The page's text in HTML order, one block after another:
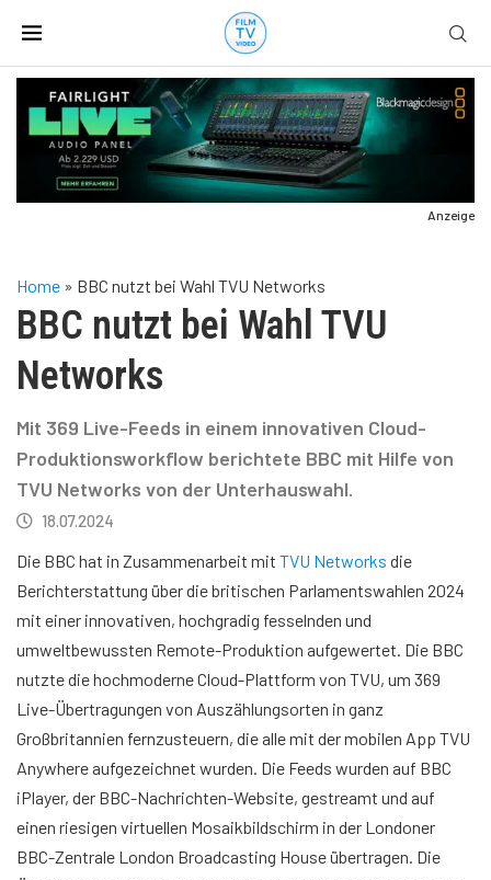
Anzeige
Home » BBC nutzt bei Wahl TVU Networks
BBC nutzt bei Wahl TVU
Networks
Mit 369 Live-Feeds in einem innovativen Cloud-
Produktionsworkflow berichtete BBC mit Hilfe von
TVU Networks von der Unterhauswahl.
18.07.2024
Die BBC hat in Zusammenarbeit mit TVU Networks die
Berichterstattung über die britischen Parlamentswahlen 2024
mit einer innovativen, hochgradig fesselnden und
umweltbewussten Remote-Produktion aufgewertet. Die BBC
nutzte die hochmoderne Cloud-Plattform von TVU, um 369
Live-Übertragungen von Auszählungsorten in ganz
Großbritannien fernzusteuern, die alle mit der mobilen App TVU
Anywhere aufgezeichnet wurden. Die Feeds wurden auf BBC
iPlayer, der BBC-Nachrichten-Website, gestreamt und auf
einen riesigen virtuellen Mosaikbildschirm in der Londoner
BBC-Zentrale London Broadcasting House übertragen. Die